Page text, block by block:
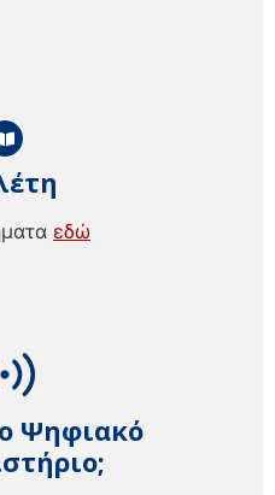
Ψηφιακό
εδώ